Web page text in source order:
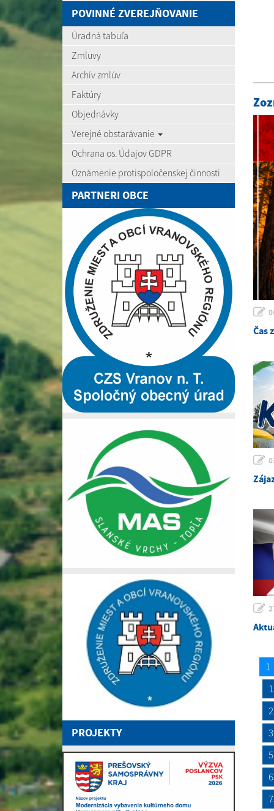
POVINNÉ ZVEREJŇOVANIE
Úradná tabuľa
Zmluvy
Archív zmlúv
Faktúry
Objednávky
Verejné obstarávanie
Ochrana os. Údajov GDPR
Oznámenie protispoločenskej činnosti
PARTNERI OBCE
PROJEKTY
Čas
1